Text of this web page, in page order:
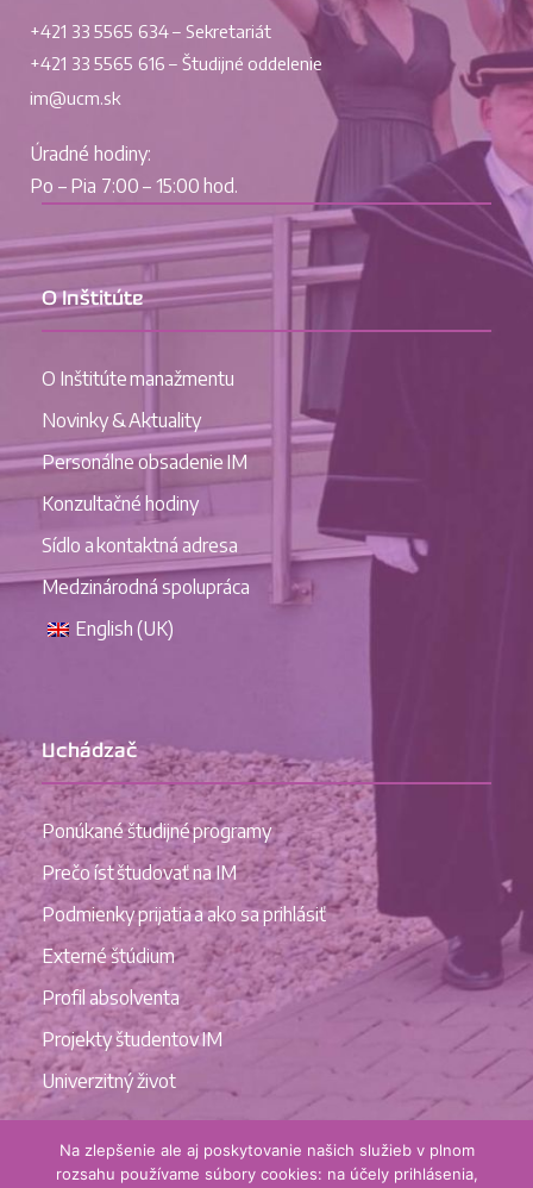
+421 33 5565 634 – Sekretariát
+421 33 5565 616 – Študijné oddelenie
im@ucm.sk
Úradné hodiny:
Po – Pia 7:00 – 15:00 hod.
O Inštitúte
O Inštitúte manažmentu
Novinky & Aktuality
Personálne obsadenie IM
Konzultačné hodiny
Sídlo a kontaktná adresa
Medzinárodná spolupráca
English (UK)
Uchádzač
Ponúkané študijné programy
Prečo íst študovať na IM
Podmienky prijatia a ako sa prihlásiť
Externé štúdium
Profil absolventa
Projekty študentov IM
Univerzitný život
Na zlepšenie ale aj poskytovanie našich služieb v plnom
rozsahu používame súbory cookies: na účely prihlásenia,